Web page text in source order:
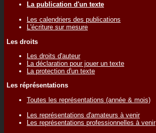
La publication d'un texte
Les calendriers des publications
L'écriture sur mesure
Les droits
Les droits d'auteur
La déclaration pour jouer un texte
La protection d'un texte
Les réprésentations
Toutes les représentations (année & mois)
Les représentations d'amateurs à venir
Les représentations professionnelles à venir